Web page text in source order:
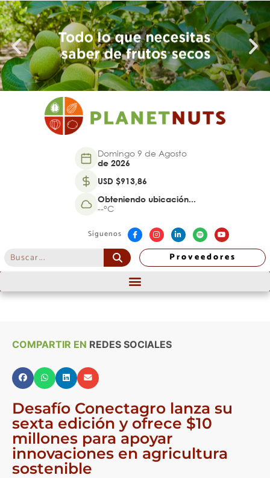
Domingo 9 de Agosto
de 2026
USD $913,86
Obteniendo ubicación...
--°C
Síguenos
Proveedores
COMPARTIR EN REDES SOCIALES
Desafío Conectagro lanza su
sexta edición y ofrece $10
millones para apoyar
innovaciones en agricultura
sostenible